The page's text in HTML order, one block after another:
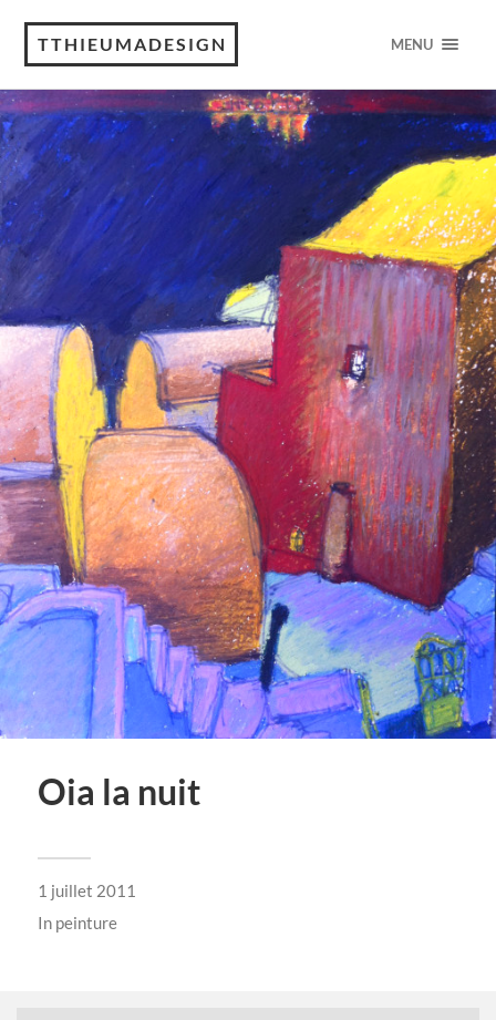
TTHIEUMADESIGN MENU
Oia la nuit
1 juillet 2011
In peinture